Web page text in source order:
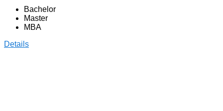
Bachelor
Master
MBA
Details